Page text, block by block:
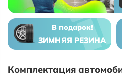
В подарок!
ЗИМНЯЯ РЕЗИНА
Комплектация